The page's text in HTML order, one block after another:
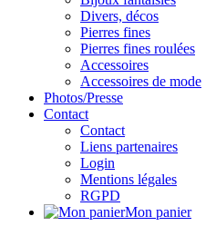
Divers, décos
Pierres fines
Pierres fines roulées
Accessoires
Accessoires de mode
Photos/Presse
Contact
Contact
Liens partenaires
Login
Mentions légales
RGPD
Mon panier